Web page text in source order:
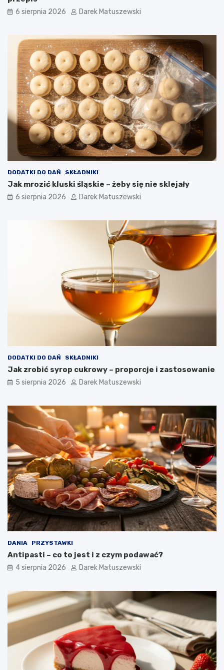
a
w 6 sierpnia 2026 Darek Matuszewski
DODATKI DO DAŃ SKŁADNIKI
Jak mrozić kluski śląskie – żeby się nie sklejały
6 sierpnia 2026 Darek Matuszewski
DODATKI DO DAŃ SKŁADNIKI
Jak zrobić syrop cukrowy – proporcje i zastosowanie
5 sierpnia 2026 Darek Matuszewski
DANIA PRZYSTAWKI
Antipasti – co to jest i z czym podawać?
4 sierpnia 2026 Darek Matuszewski